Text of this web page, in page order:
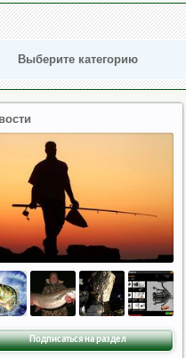
Выберите категорию
Подписаться на раздел